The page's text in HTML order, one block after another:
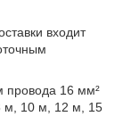
входит
провода 16 мм²
м, 10 м, 12 м, 15